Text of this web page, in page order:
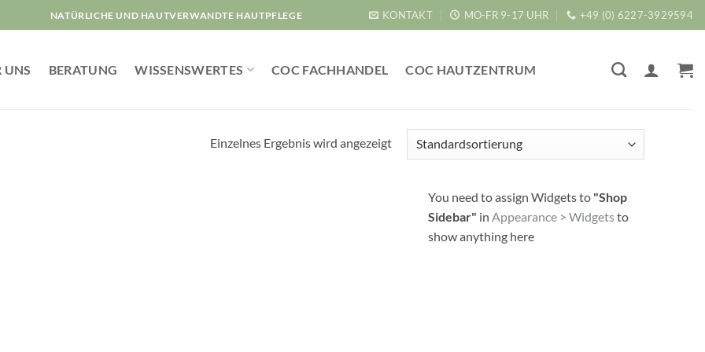
NATÜRLICHE UND HAUTVERWANDTE HAUTPFLEGE KONTAKT MO-FR 9-17 UHR +49 (0) 6227-3929594
UNS BERATUNG WISSENSWERTES COC FACHHANDEL COC HAUTZENTRUM
Einzelnes Ergebnis wird angezeigt
You need to assign Widgets to "Shop
Sidebar" in Appearance > Widgetsto
show anything here